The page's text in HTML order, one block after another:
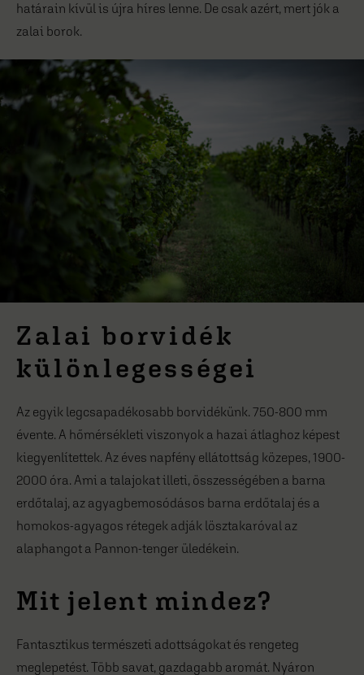
határain kívül is újra híres lenne. De csak azért, mert jók a
zalai borok.
Zalai borvidék
különlegességei
Az egyik legcsapadékosabb borvidékünk. 750-800 mm
évente. A hőmérsékleti viszonyok a hazai átlaghoz képest
kiegyenlítettek. Az éves napfény ellátottság közepes, 1900-
2000 óra. Ami a talajokat illeti, összességében a barna
erdőtalaj, az agyagbemosódásos barna erdőtalaj és a
homokos-agyagos rétegek adják lösztakaróval az
alaphangot a Pannon-tenger üledékein.
Mit jelent mindez?
Fantasztikus természeti adottságokat és rengeteg
meglepetést. Több savat, gazdagabb aromát. Nyáron